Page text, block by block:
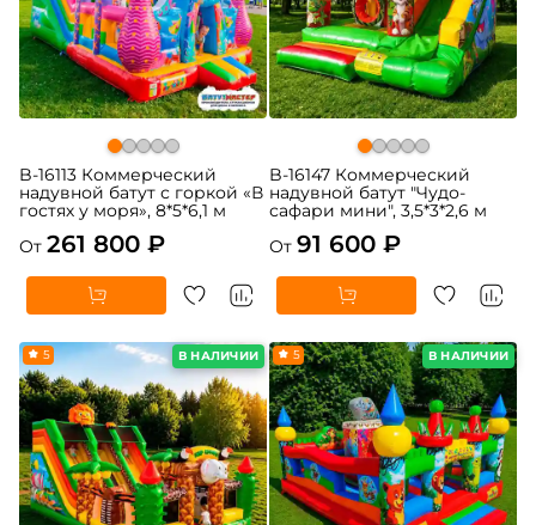
B-16113 Коммерческий
надувной батут с горкой «В
гостях у моря», 8*5*6,1 м
От 261 800 ₽
B-16147 Коммерческий
надувной батут "Чудо-
сафари мини", 3,5*3*2,6 м
От 91 600 ₽
В НАЛИЧИИ
5 В НАЛИЧИИ
5